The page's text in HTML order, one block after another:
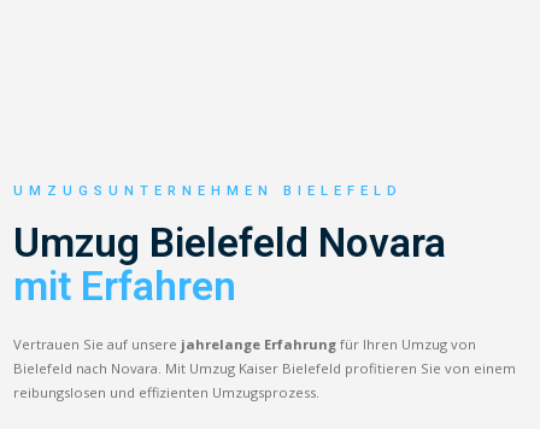
UMZUGSUNTERNEHMEN BIELEFELD
Umzug Bielefeld Novara
mit Erfahren
Vertrauen Sie auf unsere jahrelange Erfahrung für Ihren Umzug von
Bielefeld nach Novara. Mit Umzug Kaiser Bielefeld profitieren Sie von einem
reibungslosen und effizienten Umzugsprozess.